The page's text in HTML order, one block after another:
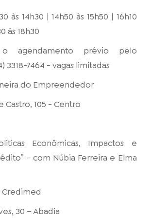
às 14h30 | 14h50 às 15h50 | 16h10
às 18h30
o agendamento prévio pelo
3318-7464 - vagas limitadas
do Empreendedor
Castro, 105 - Centro
Econômicas, Impactos e
- com Núbia Ferreira e Elma
Credimed
30 – Abadia